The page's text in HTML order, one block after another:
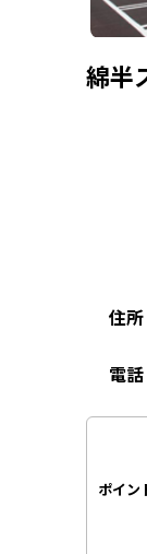
綿半
住所
電話
ポイン